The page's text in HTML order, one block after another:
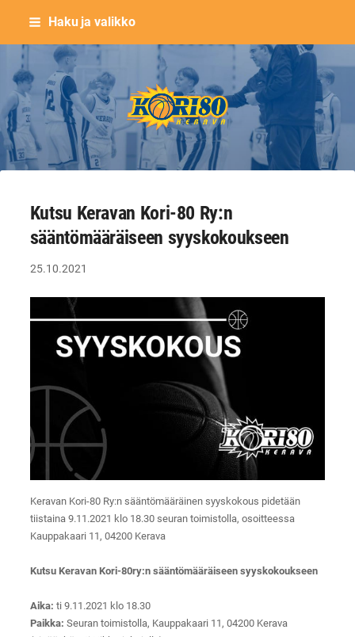
Siirry
sisältöön
Haku ja valikko
Keravan Kori-80 ry
Kutsu Keravan Kori-80 Ry:n
sääntömääräiseen syyskokoukseen
25.10.2021
Keravan Kori-80 Ry:n sääntömääräinen syyskokous pidetään
tiistaina 9.11.2021 klo 18.30 seuran toimistolla, osoitteessa
Kauppakaari 11, 04200 Kerava
Kutsu Keravan Kori-80ry:n sääntömääräiseen syyskokoukseen
Aika: ti 9.11.2021 klo 18.30
Paikka: Seuran toimistolla, Kauppakaari 11, 04200 Kerava